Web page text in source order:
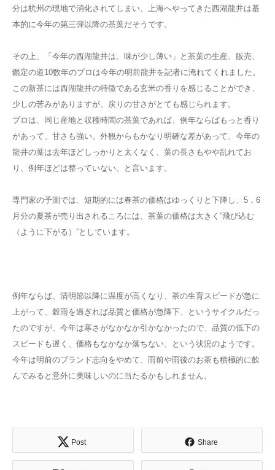
分は杭州の現地で消化されてしまい、上海へやってきた西湖龍井は基
本的に今年の第三弾以降の茶葉だそうです。
その上、「今年の西湖龍井は、味が少し薄い」と茶葉の生産、販売、
鑑定の道10数年のプロは今年の明前龍井を記者に淹れてくれました。
この新茶には西湖龍井の特徴である玄米の香りを感じることができ、
少しの苦みがありますが、戻りの甘さがとても感じられます。
プロは、同じ産地と収穫時間の茶葉であれば、例年ならばもっと香り
があって、甘さも強い。外観からもかなり明確な差があって、今年の
龍井の葉は去年ほどしっかりと太くなく、葉の長さもやや乱れてお
り、例年ほどは整っていない、と言います。
専門家の予測では、短期的には春茶の価格はゆっくりと下降し、5，6
月分の夏茶が売り出されるころには、茶葉の価格は大きく”飛び込む
（ように下がる）”としています。
例年ならば、清明節以降に温度が高くなり、茶の生育スピードが急に
上がって、穀雨を過ぎれば品質と価格が急降下、というサイクルだっ
たのですが、今年は寒さがなかなか引かなかったので、品質の低下の
スピードも遅く、価格もなかなか落ちない、という状況のようです。
今年は明前のブランド志向をやめて、雨前や雨後のお茶も積極的に飲
んでみると意外に美味しいのに当たるかもしれません。
Post Share